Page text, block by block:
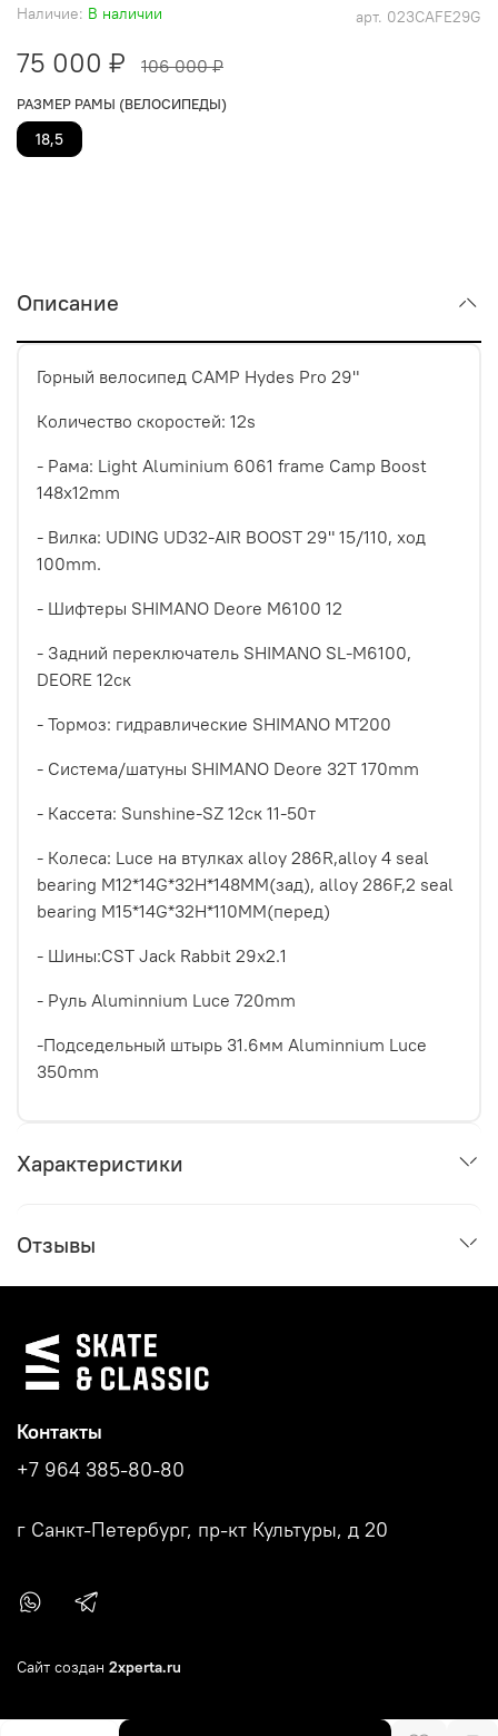
арт. 023CAFE29G
Наличие: В наличии
75 000 ₽ 106 000 ₽
РАЗМЕР РАМЫ (ВЕЛОСИПЕДЫ)
18,5
Описание
Горный велосипед CAMP Hydes Pro 29"
Количество скоростей: 12s
- Рама: Light Aluminium 6061 frame Camp Boost
148x12mm
- Вилка: UDING UD32-AIR BOOST 29" 15/110, ход
100mm.
- Шифтеры SHIMANO Deore M6100 12
- Задний переключатель SHIMANO SL-M6100,
DEORE 12ск
- Тормоз: гидравлические SHIMANO MT200
- Система/шатуны SHIMANO Deore 32T 170mm
- Кассета: Sunshine-SZ 12ск 11-50т
- Колеса: Luce на втулках alloy 286R,alloy 4 seal
bearing M12*14G*32H*148MM(зад), alloy 286F,2 seal
bearing M15*14G*32H*110MM(перед)
- Шины:CST Jack Rabbit 29x2.1
- Руль Aluminnium Luce 720mm
-Подседельный штырь 31.6мм Aluminnium Luce
350mm
Характеристики
Отзывы
Контакты
+7 964 385-80-80
г Санкт-Петербург, пр-кт Культуры, д 20
Сайт создан 2xperta.ru